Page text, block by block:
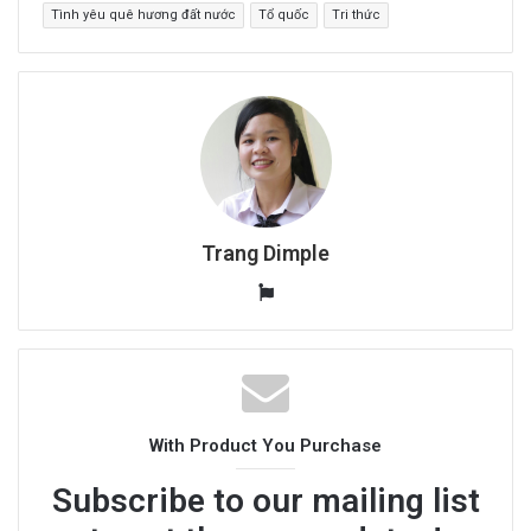
Tình yêu quê hương đất nước Tổ quốc Tri thức
Trang Dimple
W
b
s
i
e
With Product You Purchase
Subscribe to our mailing list